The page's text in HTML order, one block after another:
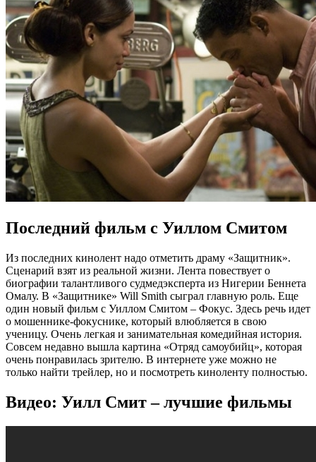
Последний фильм с Уиллом Смитом
Из последних кинолент надо отметить драму «Защитник».
Сценарий взят из реальной жизни. Лента повествует о
биографии талантливого судмедэксперта из Нигерии Беннета
Омалу. В «Защитнике» Will Smith сыграл главную роль. Еще
один новый фильм с Уиллом Смитом – Фокус. Здесь речь идет
о мошеннике-фокуснике, который влюбляется в свою
ученицу. Очень легкая и занимательная комедийная история.
Совсем недавно вышла картина «Отряд самоубийц», которая
очень понравилась зрителю. В интернете уже можно не
только найти трейлер, но и посмотреть киноленту полностью.
Видео: Уилл Смит – лучшие фильмы